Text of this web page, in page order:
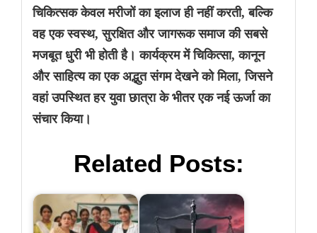
चिकित्सक केवल मरीजों का इलाज ही नहीं करती, बल्कि
वह एक स्वस्थ, सुरक्षित और जागरूक समाज की सबसे
मजबूत धुरी भी होती है। कार्यक्रम में चिकित्सा, कानून
और साहित्य का एक अद्भुत संगम देखने को मिला, जिसने
वहां उपस्थित हर युवा छात्रा के भीतर एक नई ऊर्जा का
संचार किया।
Related Posts: